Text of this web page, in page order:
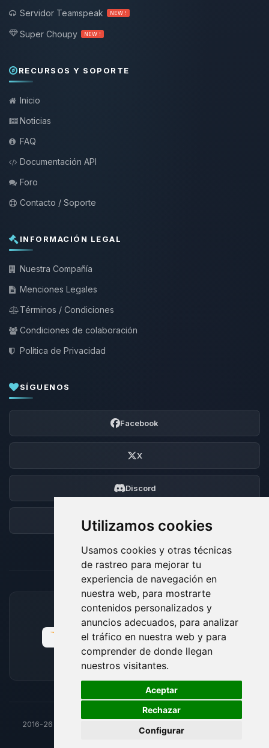
Utilizamos cookies
Usamos cookies y otras técnicas
de rastreo para mejorar tu
experiencia de navegación en
nuestra web, para mostrarte
contenidos personalizados y
anuncios adecuados, para analizar
el tráfico en nuestra web y para
comprender de donde llegan
nuestros visitantes.
Aceptar
Rechazar
Configurar
Servidor Teamspeak
NEW !
Super Choupy NEW !
RECURSOS Y SOPORTE
Inicio
Noticias
FAQ
Documentación API
Foro
Contacto / Soporte
INFORMACIÓN LEGAL
Nuestra Compañía
Menciones Legales
Términos / Condiciones
Condiciones de colaboración
Política de Privacidad
SÍGUENOS
Facebook
X
Discord
Foro
MÉTODOS DE PAGO ACEPTADOS
2016-26
ByteLogic
🍪